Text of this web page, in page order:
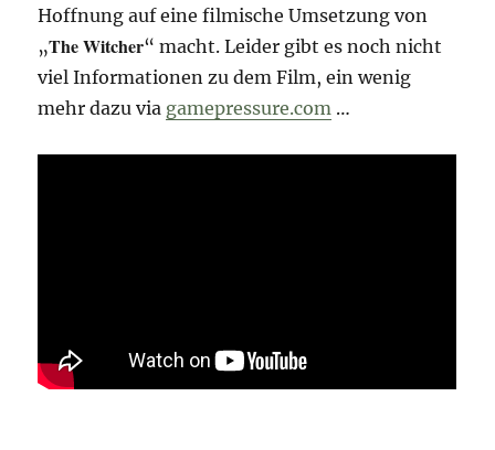
Hoffnung auf eine filmische Umsetzung von
„The Witcher“ macht. Leider gibt es noch nicht
viel Informationen zu dem Film, ein wenig
mehr dazu via gamepressure.com …